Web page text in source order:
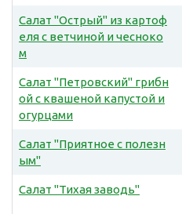
Салат "Острый" из картоф
еля с ветчиной и чесноко
м
Салат "Петровский" грибн
ой с квашеной капустой и
огурцами
Салат "Приятное с полезн
ым"
Салат "Тихая заводь"